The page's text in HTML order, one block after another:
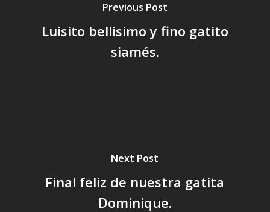
Previous Post
Luisito bellisimo y fino gatito
siamés.
Next Post
Final feliz de nuestra gatita
Dominique.